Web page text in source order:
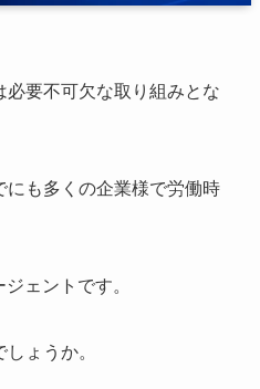
要不可欠な取り組みとな
にも多くの企業様で労働時
ェントです。
ょうか。